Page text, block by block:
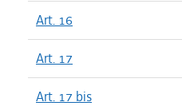
Art. 16
Art. 17
Art. 17 bis